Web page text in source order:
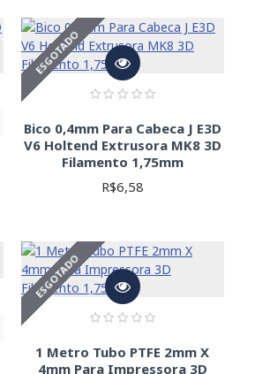
ESGOTADO
Bico 0,4mm Para Cabeca J E3D
V6 Holtend Extrusora MK8 3D
Filamento 1,75mm
R$6,58
ESGOTADO
1 Metro Tubo PTFE 2mm X
4mm Para Impressora 3D